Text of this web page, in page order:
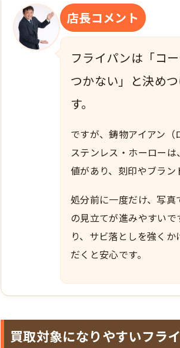
店長コメント
フライパンは「コ
つかない」と決め
す。
ですが、鋳物アイアン（
ステンレス・ホーロー
値があり、刻印やブラン
処分前に一度だけ、写
の見立てが進みやすい
り、サビ落としを強く
だくと安心です。
買取対象になりやすいフラ